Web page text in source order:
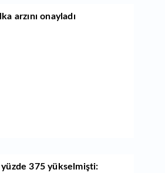
arzını onayladı
375 yükselmişti: